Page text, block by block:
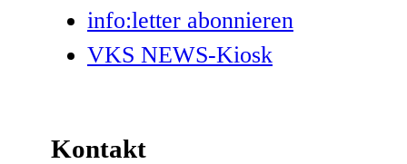
info:letter abonnieren
VKS NEWS-Kiosk
Kontakt